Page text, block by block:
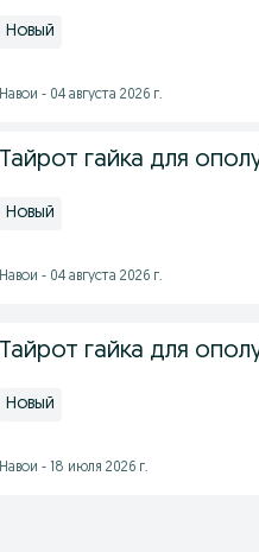
Новый
Навои - 04 августа 2026 г.
Тайрот гайка для
Новый
Навои - 04 августа 2026 г.
Тайрот гайка для
Новый
Навои - 18 июля 2026 г.